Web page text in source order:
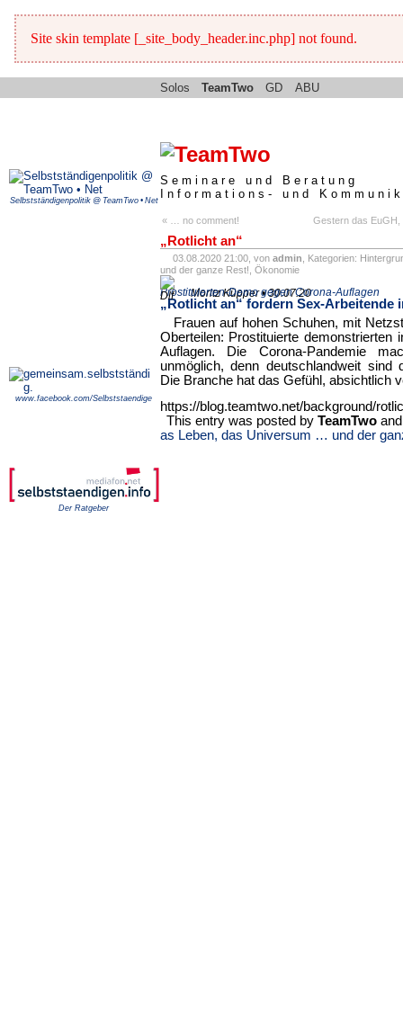
Site skin template [_site_body_header.inc.php] not found.
Solos TeamTwo GD ABU
Seminare und Beratung
Informations- und
Selbstständigenpolitik @ TeamTwo • Net
www.facebook.com/Selbststaendige
Der Ratgeber
« … no comment! Gestern das
„Rotlicht an“
03.08.2020 21:00, von admin , Kategorien:
und der ganze Rest! Ökonomie
Moritz Küpper • 30.07.20
Prostituierten-Demo gegen Corona-Auflagen
„Rotlicht an“ fordern Sex-Arbeitende
Frauen auf hohen Schuhen, mit
Oberteilen: Prostituierte demonstrierten
Auflagen. Die Corona-Pandemie
unmöglich, denn deutschlandweit sind
Die Branche hat das Gefühl, absichtlich
https://blog.teamtwo.net/background/
This entry was posted by TeamTwoand
as Leben, das Universum … und der